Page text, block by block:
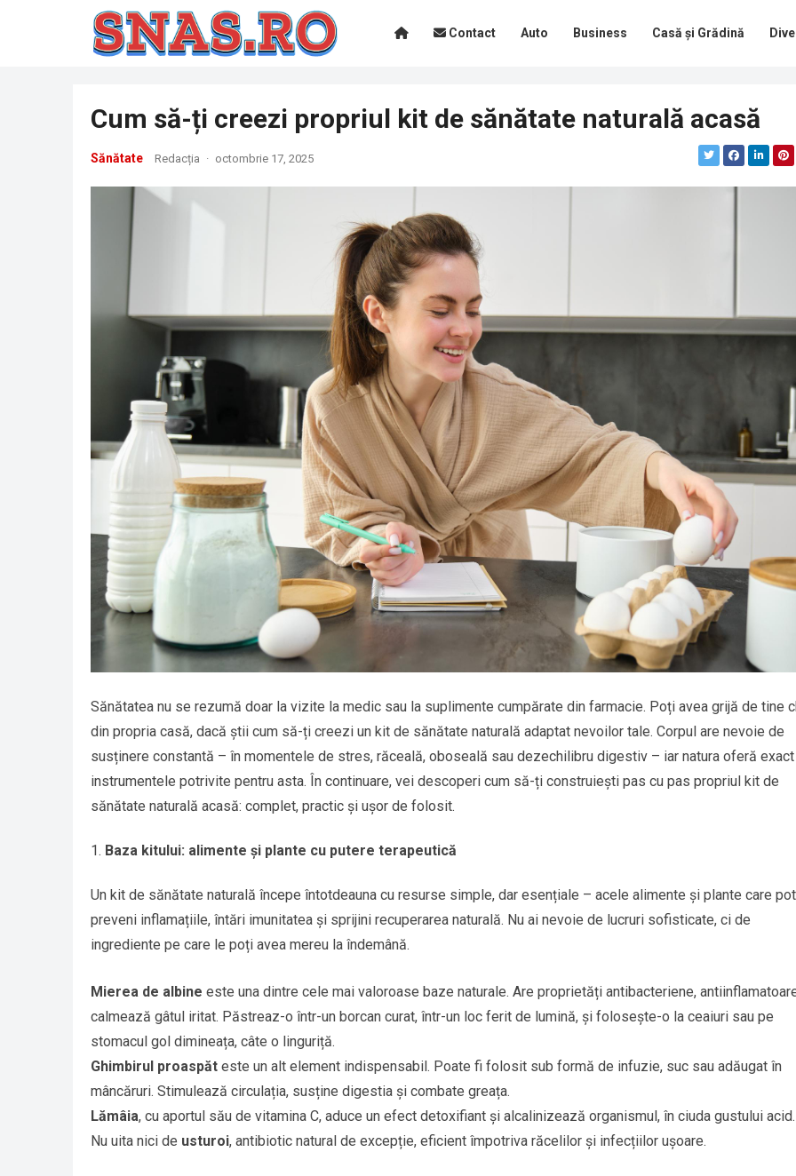
Contact Auto Business Casă și Grădină
Cum să-ți creezi propriul kit de sănătate naturală acasă
Sănătate Redacția · octombrie 17, 2025
Sănătatea nu se rezumă doar la vizite la medic sau la suplimente cumpărate din farmacie. Poți avea grijă de tine
din propria casă, dacă știi cum să-ți creezi un kit de sănătate naturală adaptat nevoilor tale. Corpul are nevoie de
susținere constantă – în momentele de stres, răceală, oboseală sau dezechilibru digestiv – iar natura oferă exact
instrumentele potrivite pentru asta. În continuare, vei descoperi cum să-ți construiești pas cu pas propriul kit de
sănătate naturală acasă: complet, practic și ușor de folosit.
Baza kitului: alimente și plante cu putere terapeutică
Un kit de sănătate naturală începe întotdeauna cu resurse simple, dar esențiale – acele alimente și plante care pot
preveni inflamațiile, întări imunitatea și sprijini recuperarea naturală. Nu ai nevoie de lucruri sofisticate, ci de
ingrediente pe care le poți avea mereu la îndemână.
Mierea de albine este una dintre cele mai valoroase baze naturale. Are proprietăți antibacteriene,
calmează gâtul iritat. Păstreaz-o într-un borcan curat, într-un loc ferit de lumină, și folosește-o la ceaiuri sau pe
stomacul gol dimineața, câte o linguriță.
Ghimbirul proaspăt este un alt element indispensabil. Poate fi folosit sub formă de infuzie, suc sau adăugat în
mâncăruri. Stimulează circulația, susține digestia și combate greața.
Lămâia, cu aportul său de vitamina C, aduce un efect detoxifiant și alcalinizează organismul, în ciuda gustului acid.
Nu uita nici de usturoi, antibiotic natural de excepție, eficient împotriva răcelilor și infecțiilor ușoare.